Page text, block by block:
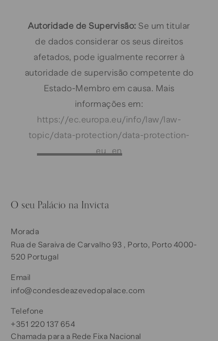
Autoridade de Supervisão: Se um titular
de dados considerar os seus direitos
afetados, pode igualmente recorrer à
autoridade de supervisão competente do
Estado-Membro em causa. Mais
informações em:
https://ec.europa.eu/info/law/law-
topic/data-protection/data-protection-
eu_en
O seu Palácio na Invicta
Morada
Rua de Saraiva de Carvalho 93 , Porto, Porto 4000-
520 Portugal
Email
info@condesdeazevedopalace.com
Telefone
+351 220 137 654
Chamada para a Rede Fixa Nacional